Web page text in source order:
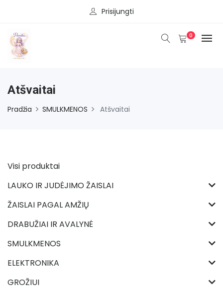
Prisijungti
0
Atšvaitai
Pradžia SMULKMENOS Atšvaitai
Visi produktai
LAUKO IR JUDĖJIMO ŽAISLAI
ŽAISLAI PAGAL AMŽIŲ
DRABUŽIAI IR AVALYNĖ
SMULKMENOS
ELEKTRONIKA
GROŽIUI